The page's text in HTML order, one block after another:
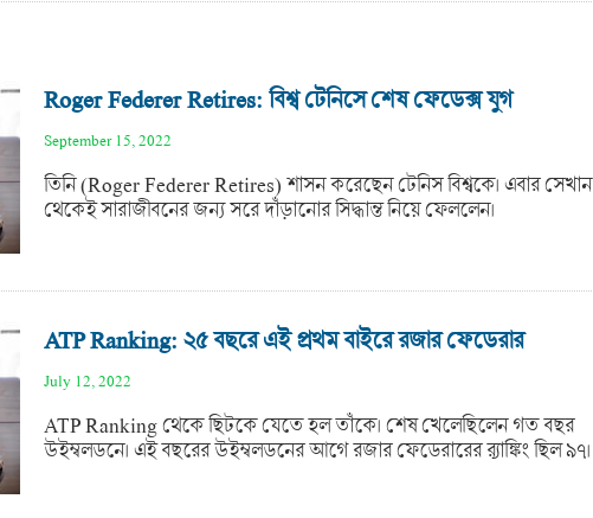
Roger Federer Retires: বিশ্ব টেনিসে শেষ ফেডেক্স যুগ
September 15, 2022
তিনি (Roger Federer Retires) শাসন করেছেন টেনিস বিশ্বকে। এবার সেখান
থেকেই সারাজীবনের জন্য সরে দাঁড়ানোর সিদ্ধান্ত নিয়ে ফেললেন।
ATP Ranking: ২৫ বছরে এই প্রথম বাইরে রজার ফেডেরার
July 12, 2022
ATP Ranking থেকে ছিটকে যেতে হল তাঁকে। শেষ খেলেছিলেন গত বছর
উইম্বলডনে। এই বছরের উইম্বলডনের আগে রজার ফেডেরারের র‍্যাঙ্কিং ছিল ৯৭।